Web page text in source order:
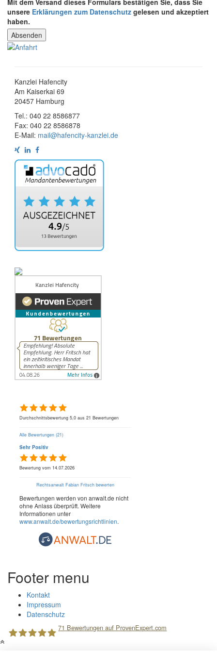
unsere Erklärungen zum Datenschutz gelesen und akzeptiert
haben.
Kanzlei Hafencity
Am Kaiserkai 69
20457 Hamburg
Tel.: 040 22 8586877
Fax: 040 22 8586878
E-Mail: mail@hafencity-kanzlei.de
Durchschnittsbewertung 5,0 aus 21 Bewertungen
Alle Bewertungen (21)
Sehr Positiv
Bewertung vom 14.07.2026
Rechtsanwalt Fabian Fritsch bewerten
Bewertungen werden von anwalt.de nicht
ohne Anlass überprüft. Weitere
Informationen unter
www.anwalt.de/bewertungsrichtlinien.
Footer menu
Kontakt
Impressum
Datenschutz
71 Bewertungen auf ProvenExpert.com